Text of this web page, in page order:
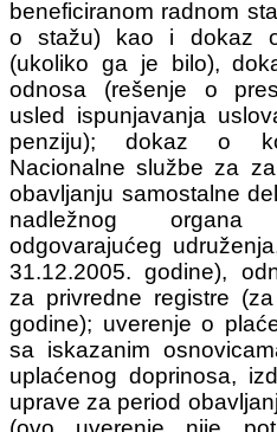
beneficiranom radnom
o stažu) kao i dokaz
(ukoliko ga je bilo),
odnosa (rešenje o
usled ispunjavanja
penziju); dokaz o
Nacionalne službe za
obavljanju samostalne
nadležnog
odgovarajućeg
31.12.2005. godine),
za privredne registre
godine); uverenje o
sa iskazanim
uplaćenog doprinosa,
uprave za period